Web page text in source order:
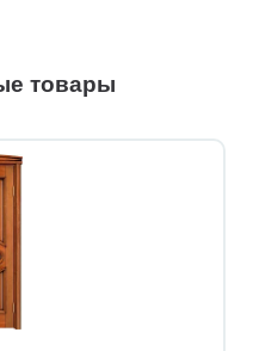
товары